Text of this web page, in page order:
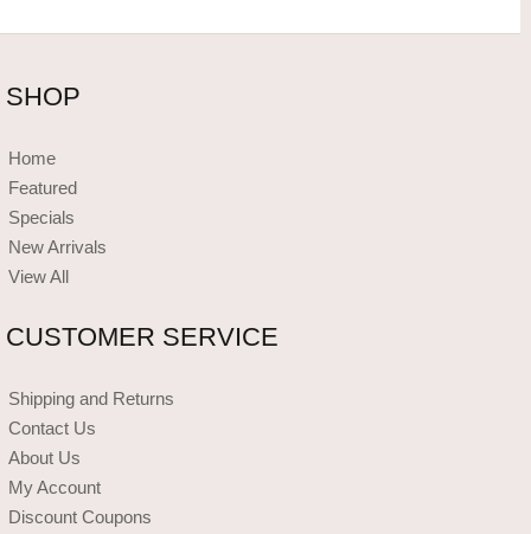
SHOP
Home
Featured
Specials
New Arrivals
View All
CUSTOMER SERVICE
Shipping and Returns
Contact Us
About Us
My Account
Discount Coupons